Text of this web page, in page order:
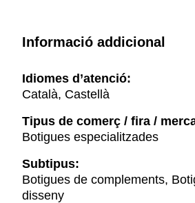
Informació addicional
Idiomes d’atenció:
Català, Castellà
Tipus de comerç / fira /
Botigues especialitzades
Subtipus:
Botigues de complements,
disseny